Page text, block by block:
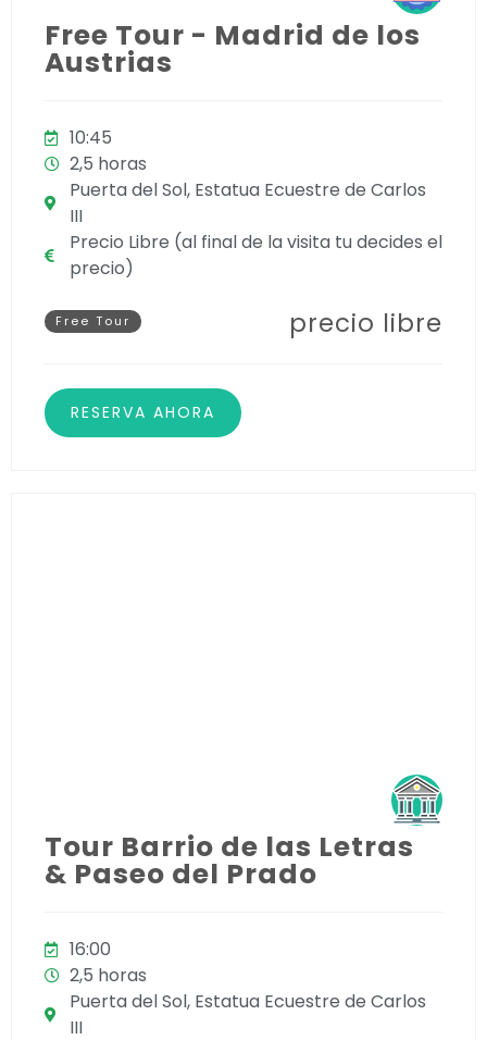
Free Tour - Madrid de los
Austrias
10:45
2,5 horas
Puerta del Sol, Estatua Ecuestre de Carlos
III
Precio Libre (al final de la visita tu decides el
precio)
Free Tour precio libre
RESERVA AHORA
Tour Barrio de las Letras
& Paseo del Prado
16:00
2,5 horas
Puerta del Sol, Estatua Ecuestre de Carlos
III